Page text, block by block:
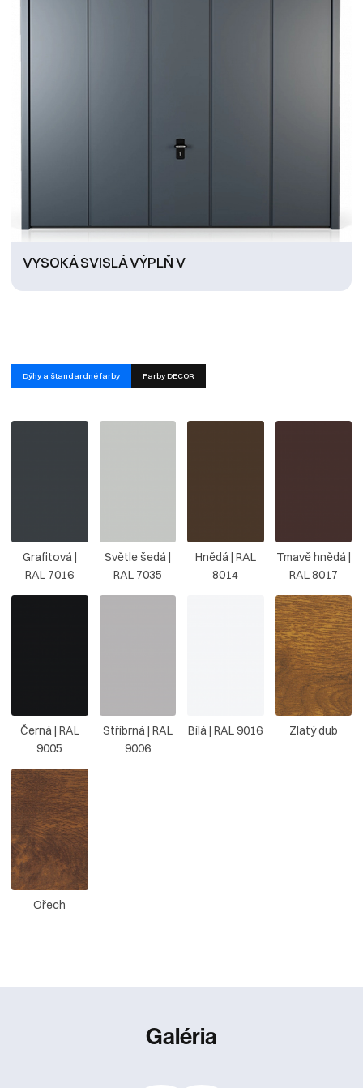
VYSOKÁ SVISLÁ VÝPLŇ V
Dýhy a štandardné farby Farby DECOR
Grafitová |
RAL 7016
Světle šedá |
RAL 7035
Hnědá | RAL
8014
Tmavě hnědá |
RAL 8017
Černá | RAL
9005
Stříbrná | RAL
9006
Bílá | RAL 9016 Zlatý dub
Ořech
Galéria